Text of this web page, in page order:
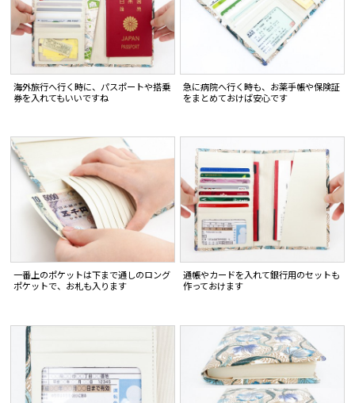
海外旅行へ行く時に、パスポートや搭乗
券を入れてもいいですね
急に病院へ行く時も、お薬手帳や保険証
をまとめておけば安心です
一番上のポケットは下まで通しのロング
ポケットで、お札も入ります
通帳やカードを入れて銀行用のセットも
作っておけます